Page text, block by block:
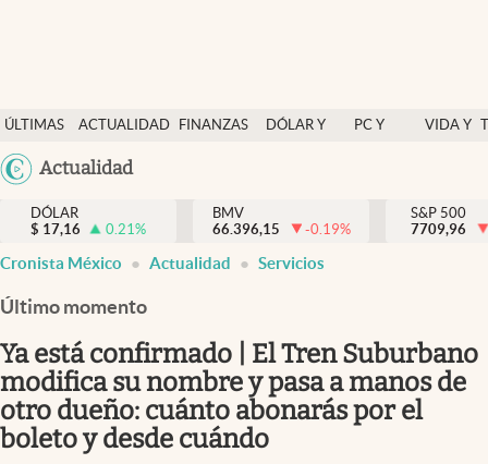
ÚLTIMAS
NOTICIAS
ACTUALIDAD
FINANZAS
DÓLAR Y
PC Y
VIDA Y
México
Actualidad
Actualidad
Finanzas y economía
Dólar y mercados
Opinión
Pc y celular
Vida y estilo
DÓLAR
$ 17,16 0.21%
BMV
66.396,15
-0.19%
S&P 500
7709,96
Cronista México Actualidad Servicios
Último momento
Ya está confirmado | El Tren Suburbano
modifica su nombre y pasa a manos de
otro dueño: cuánto abonarás por el
boleto y desde cuándo